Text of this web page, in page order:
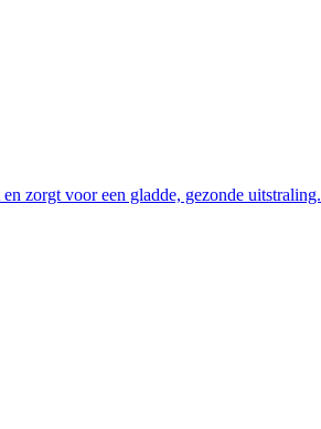
zorgt voor een gladde, gezonde uitstraling.